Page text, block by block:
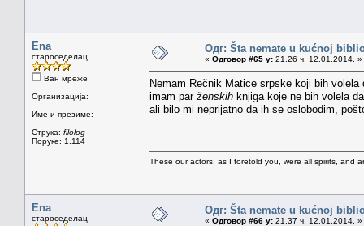
Ena
староседелац
Ван мреже
Организација:
Име и презиме:
Струка: filolog
Поруке: 1.114
Одг: Šta nemate u kućnoj
« Одговор #65 у: 21.26 ч. 12.01.2014. »
Nemam Rečnik Matice srpske koji bih volela
imam par ženskih knjiga koje ne bih volela
ali bilo mi neprijatno da ih se oslobodim,
These our actors, as I foretold you, were all spirits, and
Ena
староседелац
Одг: Šta nemate u kućnoj
« Одговор #66 у: 21.37 ч. 12.01.2014. »